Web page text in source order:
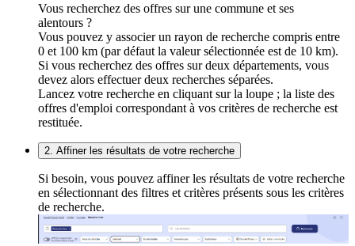
Vous recherchez des offres sur une commune et ses
alentours ?
Vous pouvez y associer un rayon de recherche compris entre
0 et 100 km (par défaut la valeur sélectionnée est de 10 km).
Si vous recherchez des offres sur deux départements, vous
devez alors effectuer deux recherches séparées.
Lancez votre recherche en cliquant sur la loupe ; la liste des
offres d'emploi correspondant à vos critères de recherche est
restituée.
2. Affiner les résultats de votre recherche
Si besoin, vous pouvez affiner les résultats de votre recherche
en sélectionnant des filtres et critères présents sous les critères
de recherche.